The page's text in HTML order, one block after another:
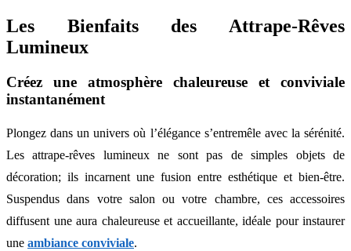
Les Bienfaits des Attrape-Rêves
Lumineux
Créez une atmosphère chaleureuse et conviviale
instantanément
Plongez dans un univers où l’élégance s’entremêle avec la sérénité.
Les attrape-rêves lumineux ne sont pas de simples objets de
décoration; ils incarnent une fusion entre esthétique et bien-être.
Suspendus dans votre salon ou votre chambre, ces accessoires
diffusent une aura chaleureuse et accueillante, idéale pour instaurer
une ambiance conviviale.